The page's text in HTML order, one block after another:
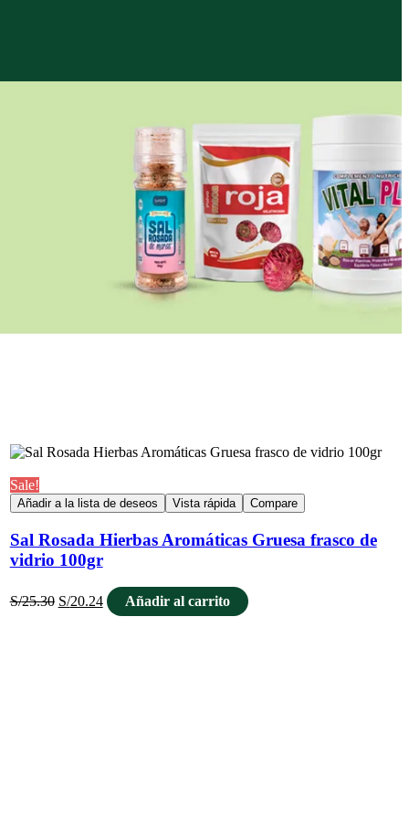
Sale!
Añadir a la lista de deseos Vista rápida Compare
Sal Rosada Hierbas Aromáticas Gruesa frasco de
vidrio 100gr
S/25.30 S/20.24 Añadir al carrito